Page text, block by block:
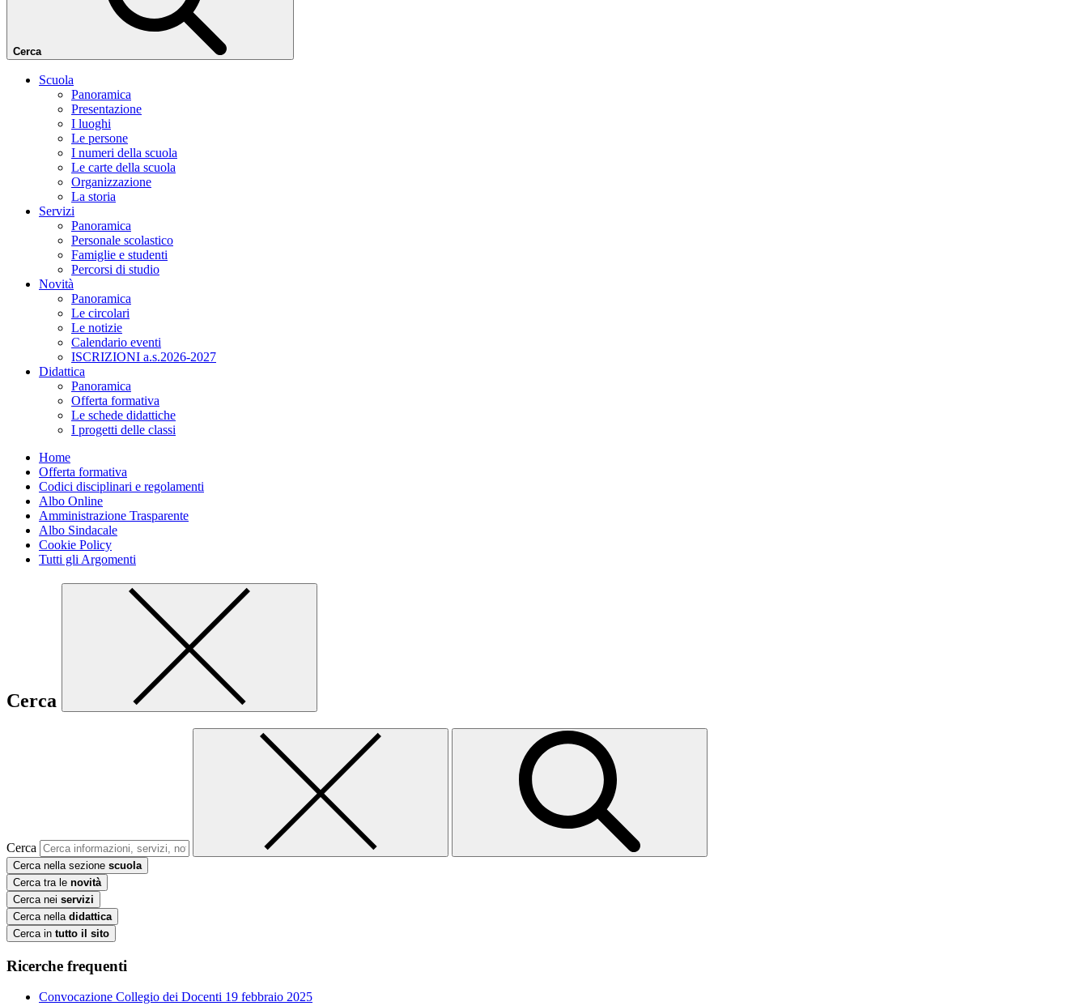
Cerca
Scuola
Panoramica
Presentazione
I luoghi
Le persone
I numeri della scuola
Le carte della scuola
Organizzazione
La storia
Servizi
Panoramica
Personale scolastico
Famiglie e studenti
Percorsi di studio
Novità
Panoramica
Le circolari
Le notizie
Calendario eventi
ISCRIZIONI a.s.2026-2027
Didattica
Panoramica
Offerta formativa
Le schede didattiche
I progetti delle classi
Home
Offerta formativa
Codici disciplinari e regolamenti
Albo Online
Amministrazione Trasparente
Albo Sindacale
Cookie Policy
Tutti gli Argomenti
Cerca
Cerca
Cerca nella sezione scuola
Cerca tra le novità
Cerca nei servizi
Cerca nella didattica
Cerca in tutto il sito
Ricerche frequenti
Convocazione Collegio dei Docenti 19 febbraio 2025